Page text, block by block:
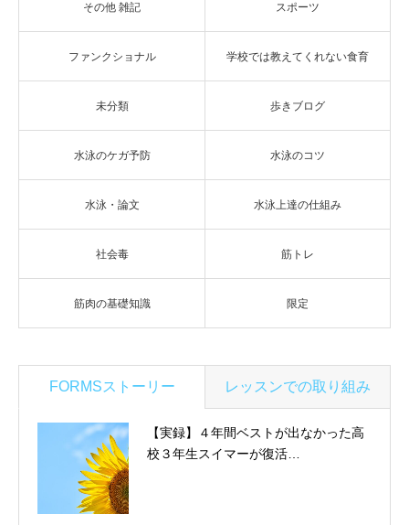
その他 雑記 スポーツ
ファンクショナル 学校では教えてくれない食育
未分類 歩きブログ
水泳のケガ予防 水泳のコツ
水泳・論文 水泳上達の仕組み
社会毒 筋トレ
筋肉の基礎知識 限定
FORMSストーリー レッスンでの取り組み
【実録】４年間ベストが出なかった高
校３年生スイマーが復活…